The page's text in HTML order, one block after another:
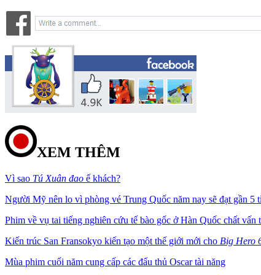
XEM THÊM
Vì sao Tú Xuân đao ế khách?
Người Mỹ nên lo vì phòng vé Trung Quốc năm nay sẽ đạt gần 5
Phim về vụ tai tiếng nghiên cứu tế bào gốc ở Hàn Quốc chất vấn
Kiến trúc San Fransokyo kiến tạo một thế giới mới cho Big Hero
Mùa phim cuối năm cung cấp các đấu thủ Oscar tài năng